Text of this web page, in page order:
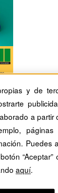
y de
a partir
páginas
Puedes
aquí.